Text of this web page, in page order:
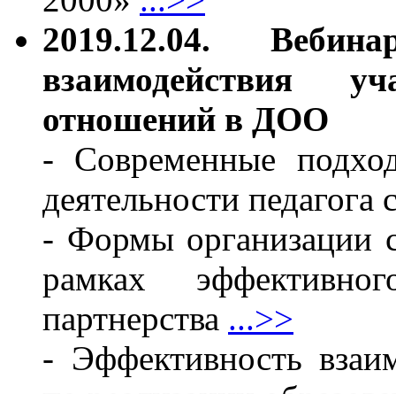
2019.12.04.
взаимодействия
отношений в ДОО
- Современные
деятельности
- Формы организации
рамках
партнерства ...>>
- Эффективность